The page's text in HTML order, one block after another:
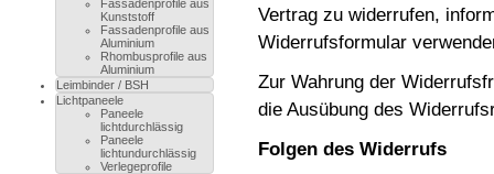
Vertrag zu widerrufen,
Widerrufsformular
Zur Wahrung der
die Ausübung des
Folgen des Widerrufs
Fassadenprofile aus
Kunststoff
Fassadenprofile aus
Aluminium
Rhombusprofile aus
Aluminium
Leimbinder / BSH
Lichtpaneele
Paneele
lichtdurchlässig
Paneele
lichtundurchlässig
Verlegeprofile